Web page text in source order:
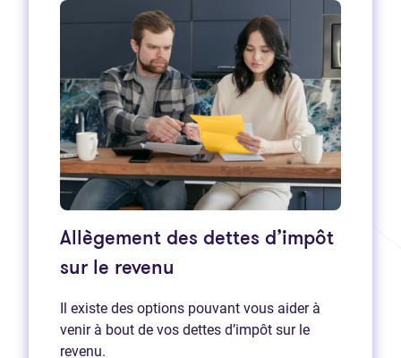
Allègement des dettes d’impôt
sur le revenu
Il existe des options pouvant vous aider à
venir à bout de vos dettes d’impôt sur le
revenu.